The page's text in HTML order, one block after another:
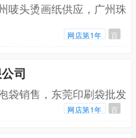
唛头烫画纸供应，广州珠
网店第1年 百
司
袋销售，东莞印刷袋批发
网店第1年 百